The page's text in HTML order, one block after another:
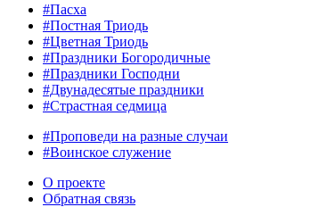
#Пасха
#Постная Триодь
#Цветная Триодь
#Праздники Богородичные
#Праздники Господни
#Двунадесятые праздники
#Страстная седмица
#Проповеди на разные случаи
#Воинское служение
О проекте
Обратная связь